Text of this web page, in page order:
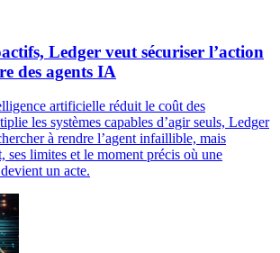
Ledger veut sécuriser l’action
des agents IA
artificielle réduit le coût des
les systèmes capables d’agir seuls, Ledger
à rendre l’agent infaillible, mais
ses limites et le moment précis où une
un acte.